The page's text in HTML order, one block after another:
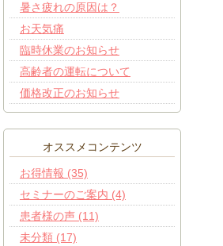
暑さ疲れの原因は？
お天気痛
臨時休業のお知らせ
高齢者の運転について
価格改正のお知らせ
オススメコンテンツ
お得情報 (35)
セミナーのご案内 (4)
患者様の声 (11)
未分類 (17)